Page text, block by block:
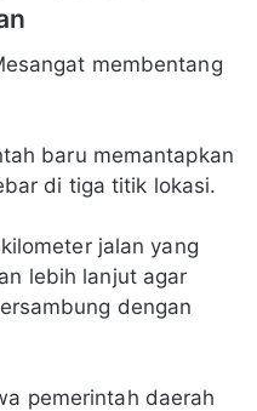
membentang
baru memantapkan
di tiga titik lokasi.
jalan yang
lebih lanjut agar
dengan
pemerintah daerah